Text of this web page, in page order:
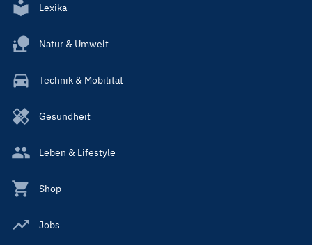
Lexika
Natur & Umwelt
Technik & Mobilität
Gesundheit
Leben & Lifestyle
Shop
Jobs